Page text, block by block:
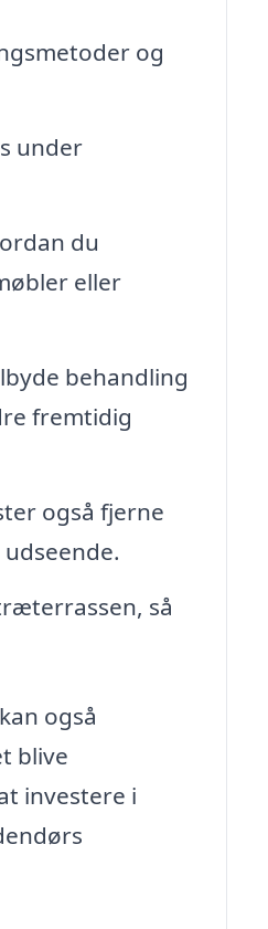
og
under
du
eller
behandling
fremtidig
også fjerne
så
også
blive
investere i